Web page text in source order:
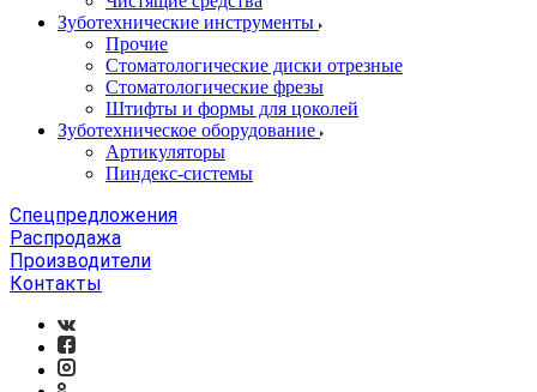
Зуботехнические инструменты
Прочие
Стоматологические диски отрезные
Стоматологические фрезы
Штифты и формы для цоколей
Зуботехническое оборудование
Артикуляторы
Пиндекс-системы
Спецпредложения
Распродажа
Производители
Контакты